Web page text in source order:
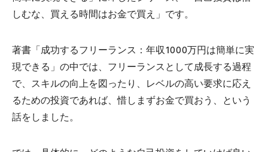
しむな、買える時間はお金で買え」です。
著書「成功するフリーランス：年収1000万円は簡単に実
現できる」の中では、フリーランスとして成長する過程
で、スキルの向上を図ったり、レベルの高い要求に応え
るための投資であれば、惜しまずお金で買おう、という
話をしました。